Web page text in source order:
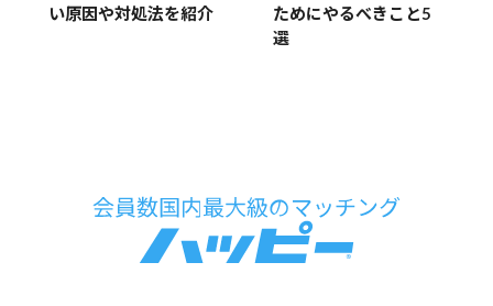
い原因や対処法を紹介
ためにやるべきこと5
選